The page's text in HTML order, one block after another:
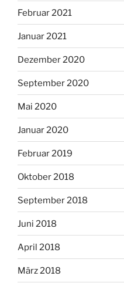
Februar 2021
Januar 2021
Dezember 2020
September 2020
Mai 2020
Januar 2020
Februar 2019
Oktober 2018
September 2018
Juni 2018
April 2018
März 2018